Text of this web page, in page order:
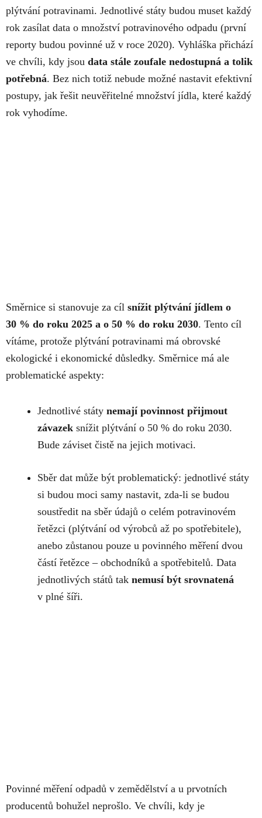
plýtvání potravinami. Jednotlivé státy budou muset každý
rok zasílat data o množství potravinového odpadu (první
reporty budou povinné už v roce 2020). Vyhláška přichází
ve chvíli, kdy jsou data stále zoufale nedostupná a tolik
potřebná. Bez nich totiž nebude možné nastavit efektivní
postupy, jak řešit neuvěřitelné množství jídla, které každý
rok vyhodíme.
Směrnice si stanovuje za cíl snížit plýtvání jídlem o
30 % do roku 2025 a o 50 % do roku 2030. Tento cíl
vítáme, protože plýtvání potravinami má obrovské
ekologické i ekonomické důsledky. Směrnice má ale
problematické aspekty:
Jednotlivé státy nemají povinnost přijmout
závazek snížit plýtvání o 50 % do roku 2030.
Bude záviset čistě na jejich motivaci.
Sběr dat může být problematický: jednotlivé státy
si budou moci samy nastavit, zda-li se budou
soustředit na sběr údajů o celém potravinovém
řetězci (plýtvání od výrobců až po spotřebitele),
anebo zůstanou pouze u povinného měření dvou
částí řetězce – obchodníků a spotřebitelů. Data
jednotlivých států tak nemusí být srovnatená
v plné šíři.
Povinné měření odpadů v zemědělství a u prvotních
producentů bohužel neprošlo. Ve chvíli, kdy je